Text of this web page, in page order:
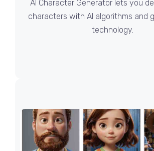
AI Character Generator lets you
characters with AI algorithms and
technology.